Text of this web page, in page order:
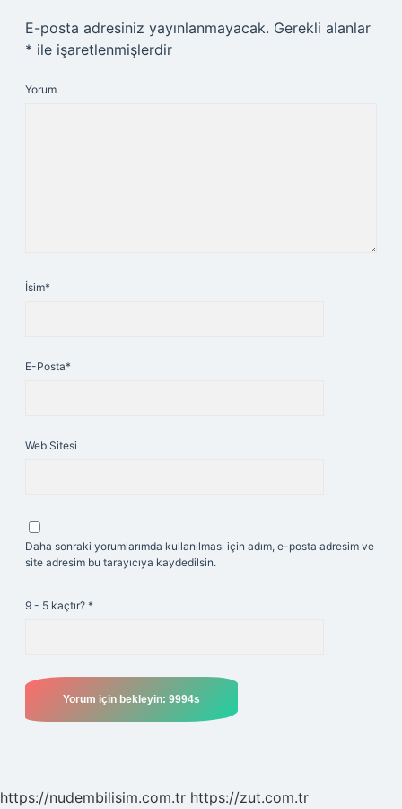
E-posta adresiniz yayınlanmayacak. Gerekli alanlar
* ile işaretlenmişlerdir
Yorum
İsim*
E-Posta*
Web Sitesi
Daha sonraki yorumlarımda kullanılması için adım, e-posta adresim ve
site adresim bu tarayıcıya kaydedilsin.
9 - 5 kaçtır? *
https://nudembilisim.com.tr https://zut.com.tr